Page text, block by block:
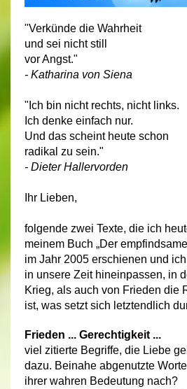
"Verkünde die Wahrheit
und sei nicht still
vor Angst."
- Katharina von Siena
"Ich bin nicht rechts, nicht links.
Ich denke einfach nur.
Und das scheint heute schon
radikal zu sein."
- Dieter Hallervorden
Ihr Lieben,
folgende zwei Texte, die ich
meinem Buch „Der
im Jahr 2005 erschienen und
in unsere Zeit hineinpassen, in
Krieg, als auch von Frieden die
ist, was setzt sich letztendlich
Frieden ... Gerechtigkeit ...
viel zitierte Begriffe, die Liebe
dazu. Beinahe abgenutzte
ihrer wahren Bedeutung nach?